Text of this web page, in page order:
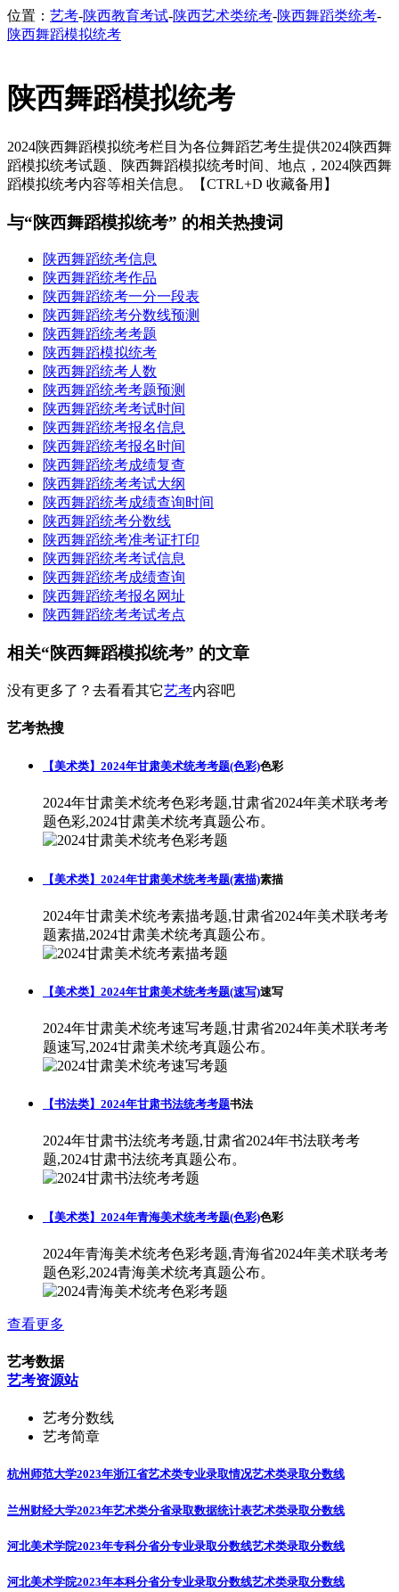
位置： 艺考-陕西教育考试-陕西艺术类统考-陕西舞蹈类统考-
陕西舞蹈模拟统考
陕西舞蹈模拟统考
2024陕西舞蹈模拟统考栏目为各位舞蹈艺考生提供2024陕西舞
蹈模拟统考试题、陕西舞蹈模拟统考时间、地点，2024陕西舞
蹈模拟统考内容等相关信息。【CTRL+D 收藏备用】
与“陕西舞蹈模拟统考” 的相关热搜词
陕西舞蹈统考信息
陕西舞蹈统考作品
陕西舞蹈统考一分一段表
陕西舞蹈统考分数线预测
陕西舞蹈统考考题
陕西舞蹈模拟统考
陕西舞蹈统考人数
陕西舞蹈统考考题预测
陕西舞蹈统考考试时间
陕西舞蹈统考报名信息
陕西舞蹈统考报名时间
陕西舞蹈统考成绩复查
陕西舞蹈统考考试大纲
陕西舞蹈统考成绩查询时间
陕西舞蹈统考分数线
陕西舞蹈统考准考证打印
陕西舞蹈统考考试信息
陕西舞蹈统考成绩查询
陕西舞蹈统考报名网址
陕西舞蹈统考考试考点
相关“陕西舞蹈模拟统考” 的文章
没有更多了？去看看其它艺考内容吧
艺考热搜
【美术类】2024年甘肃美术统考考题(色彩)色彩
2024年甘肃美术统考色彩考题,甘肃省2024年美术联考考
题色彩,2024甘肃美术统考真题公布。
【美术类】2024年甘肃美术统考考题(素描)素描
2024年甘肃美术统考素描考题,甘肃省2024年美术联考考
题素描,2024甘肃美术统考真题公布。
【美术类】2024年甘肃美术统考考题(速写)速写
2024年甘肃美术统考速写考题,甘肃省2024年美术联考考
题速写,2024甘肃美术统考真题公布。
【书法类】2024年甘肃书法统考考题书法
2024年甘肃书法统考考题,甘肃省2024年书法联考考
题,2024甘肃书法统考真题公布。
【美术类】2024年青海美术统考考题(色彩)色彩
2024年青海美术统考色彩考题,青海省2024年美术联考考
题色彩,2024青海美术统考真题公布。
查看更多
艺考数据
艺考资源站
艺考分数线
艺考简章
杭州师范大学2023年浙江省艺术类专业录取情况艺术类录取分数线
兰州财经大学2023年艺术类分省录取数据统计表艺术类录取分数线
河北美术学院2023年专科分省分专业录取分数线艺术类录取分数线
河北美术学院2023年本科分省分专业录取分数线艺术类录取分数线